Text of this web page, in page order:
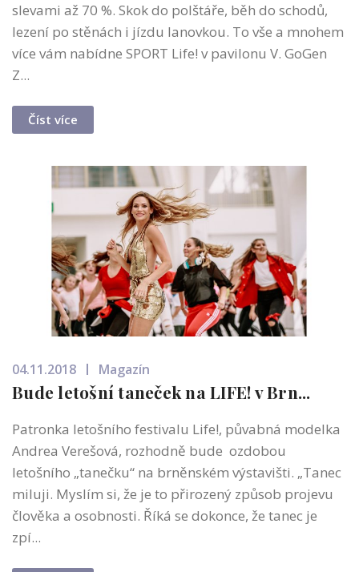
slevami až 70 %. Skok do polštáře, běh do schodů,
lezení po stěnách i jízdu lanovkou. To vše a mnohem
více vám nabídne SPORT Life! v pavilonu V. GoGen
Z...
Číst více
04.11.2018 Magazín
Bude letošní taneček na LIFE! v Brn...
Patronka letošního festivalu Life!, půvabná modelka
Andrea Verešová, rozhodně bude ozdobou
letošního „tanečku“ na brněnském výstavišti. „Tanec
miluji. Myslím si, že je to přirozený způsob projevu
člověka a osobnosti. Říká se dokonce, že tanec je
zpí...